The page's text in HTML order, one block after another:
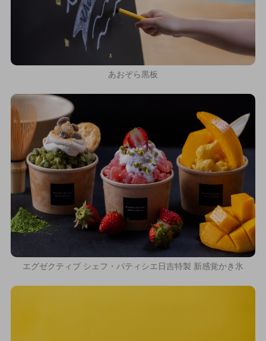
あおぞら黒板
エグゼクティブ シェフ・パティシエ日吉特製 新感覚かき氷